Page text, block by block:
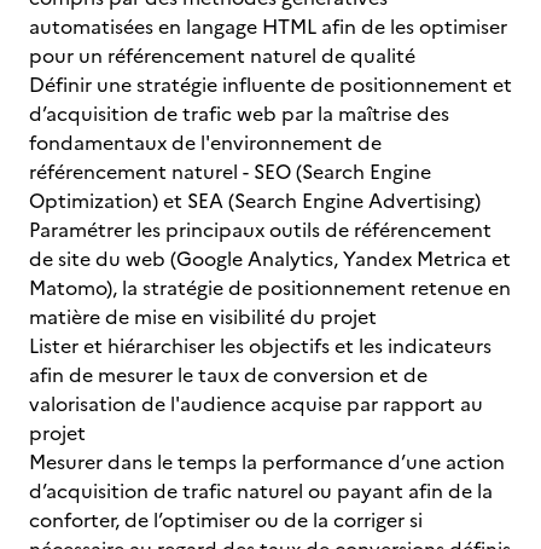
automatisées en langage HTML afin de les optimiser
pour un référencement naturel de qualité
Définir une stratégie influente de positionnement et
d’acquisition de trafic web par la maîtrise des
fondamentaux de l'environnement de
référencement naturel - SEO (Search Engine
Optimization) et SEA (Search Engine Advertising)
Paramétrer les principaux outils de référencement
de site du web (Google Analytics, Yandex Metrica et
Matomo), la stratégie de positionnement retenue en
matière de mise en visibilité du projet
Lister et hiérarchiser les objectifs et les indicateurs
afin de mesurer le taux de conversion et de
valorisation de l'audience acquise par rapport au
projet
Mesurer dans le temps la performance d’une action
d’acquisition de trafic naturel ou payant afin de la
conforter, de l’optimiser ou de la corriger si